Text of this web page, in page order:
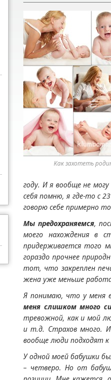
Как захотеть
году. И я вообще не
себя помню, я где-то с
говорю себе примерно
Мы предохраняемся,
моего нахождения в
придерживается того
гораздо прочнее
тот, что закреплен
жена уже меньше
Я понимаю, что у меня
меня слишком много
тревожной, как и мой
и т.д. Страхов много.
вообще люди подходят
У одной моей бабушки
– четверо. Но от